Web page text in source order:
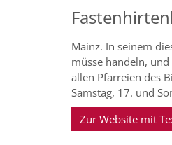
Mainz. In seinem
müsse handeln,
allen Pfarreien des
Samstag, 17. und
Zur Website mit